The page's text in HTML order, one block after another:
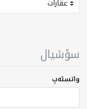
سۆشیال
واتسئەپ